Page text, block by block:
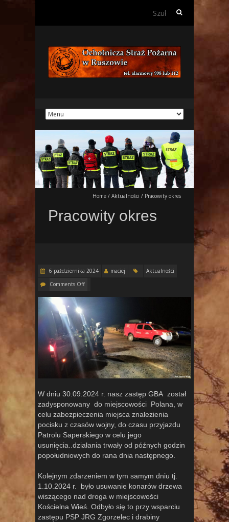
Szukaj:
Home / Aktualności / Pracowity okres
Pracowity okres
6 października 2024 maciej
Aktualności
Comments Off
W dniu 30.09.2024 r. nasz zastęp GBA został
zadysponowany do miejscowości Polana, w
celu zabezpieczenia miejsca znalezienia
pocisku z czasów wojny, do czasu przyjazdu
Patrolu Saperskiego w celu jego
usunięcia..działania trwały od późnych godzin
popołudniowych do rana dnia następnego.
Kolejnym zdarzeniem w tym samym dniu tj.
1.10.2024 r. było usuwanie konarów drzewa
wiszącego nad droga w miejscowości
Kościelna Wieś. Odbyło się to przy wsparciu
zastępu PSP JRG Zgorzelec i drabiny